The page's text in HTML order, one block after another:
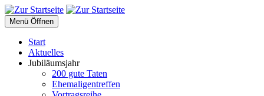
Menü Öffnen
Start
Aktuelles
Jubiläumsjahr
200 gute Taten
Ehemaligentreffen